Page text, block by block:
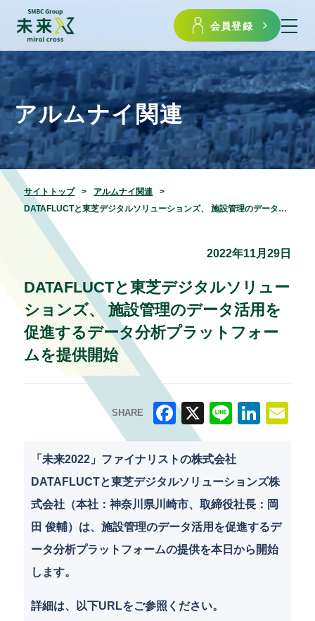
会員登録
アルムナイ関連
サイトトップ
アルムナイ関連
DATAFLUCTと東芝デジタルソリューションズ、 施設管理のデータ活用を促進するデータ分析プラットフォームを提供開始
2022年11月29日
DATAFLUCTと東芝デジタルソリュー
ションズ、 施設管理のデータ活用を
促進するデータ分析プラットフォー
ムを提供開始
SHARE
F
a
c
e
b
o
k
X
n
e
k
e
dI
n
ai
「未来2022」ファイナリストの株式会社
DATAFLUCTと東芝デジタルソリューションズ株
式会社（本社：神奈川県川崎市、取締役社長：岡
田 俊輔）は、施設管理のデータ活用を促進するデ
ータ分析プラットフォームの提供を本日から開始
します。
詳細は、以下URLをご参照ください。